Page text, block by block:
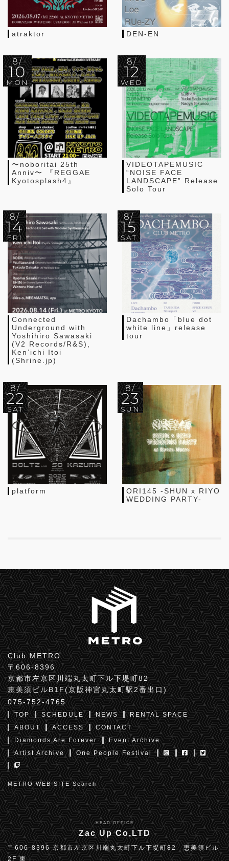
atraktor DEN-EN
8/
10
MON
〜noboritai 25th
Anniv〜 『REGGAE
Kyotosplash4』
8/
12
WED
VIDEOTAPEMUSIC
“NOISE FACE
LANDSCAPE” Release
Solo Tour
8/
14
FRI
Connected
Underground with
Yoshihiro Sawasaki
(V2 Records/R&S),
Ken’ichi Itoi
(Shrine.jp)
8/
15
SAT
Dachambo「blue dot
white line」release
tour
8/
22
SAT
platform
8/
23
SUN
ORI145 -SHUN x RIYO
WEDDING PARTY-
Club METRO
〒606-8396
京都市左京区川端丸太町下ル下堤町82
恵美須ビルB1F(京阪神宮丸太町駅2番出口)
075-752-4765
TOP SCHEDULE NEWS
RENTAL SPACE
ABOUT
ACCESS
CONTACT
Diamonds Are Forever
Event Archive
Artist Archive
One People Festival
METRO WEB SITE Search
HEAD OFFICE
Zac Up Co,LTD
〒606-8396 京都市左京区川端丸太町下ル下堤町82 恵美須ビル
2F 東